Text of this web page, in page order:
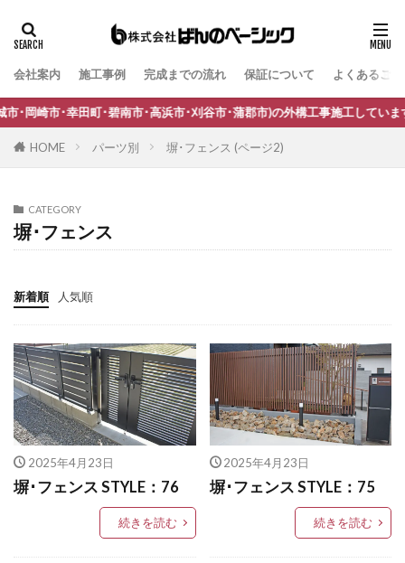
会社案内 施工事例 完成までの流れ 保証について よくあるご
ユニソン 陶芸ポット セレス
ヨドコウ エスモ
ワークショップ
三協アルミ G1-R
三協アルミ STB-MN型
三協アルミ SWE型
三協アルミ コレット
三協アルミ ステイム
三協アルミ ファノーバ2
三協アルミ フォーグ
三協アルミ フレムスClassic
三協アルミ フレムスLight
三協アルミ モデアⅡ
三協アルミ レジリア門扉
三協アルミ 埋込ポスト
三協アルミ 壁付ポスト SMA型
中国御影石
丸三タカギ ステージ
井上定㈱ シャドウ
井上定㈱ モダン塀
四国化成 FDフェンス
四国化成 スタックライン
四国化成 ファンデッキHG
四国化成 フェアポート
四国化成 マイポートneo
四国化成 マイポートNext
南市･高浜市･刈谷市･蒲郡市)の外構工事施工しています。
HOME パーツ別 塀･フェンス (ページ2)
CATEGORY
塀･フェンス
新着順 人気順
2025年4月23日
塀･フェンス STYLE：76
続きを読む
2025年4月23日
塀･フェンス STYLE：75
続きを読む
タグ
B-Life.s Bウッドスタイル
B-Life.s ジョグストーン
B-Life.s ロートアイアンサイン
Dea's Garden A-07
Dea'sGarden アルモ
Dea'sGarden カンナミニ
Dea'sGarden スタッコU
LIXIL アーキフィールド
LIXIL アーキフラン
LIXIL アクシィ1型
LIXIL アクシィ2型
LIXIL アメリカンフェンス
LIXIL アルファベットサイン
LIXIL アルメッシュフェンス
LIXIL ウィンスリーポート
LIXIL ウォールスクリーン
LIXIL ウォールスクリーンファンクション門袖